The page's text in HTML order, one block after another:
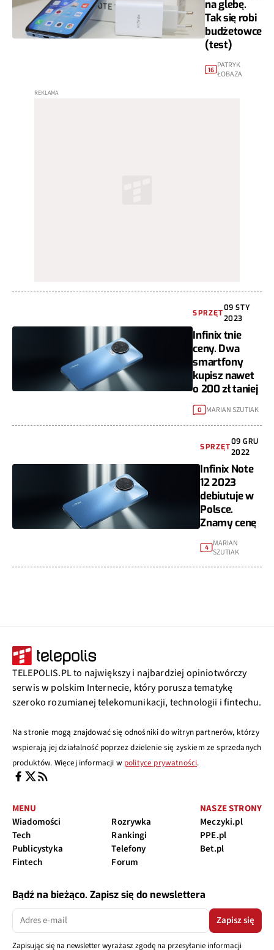
na glebę.
Tak się robi
budżetowce
(test)
16 PATRYK
ŁOBAZA
SPRZĘT
09 STY
2023
Infinix tnie
ceny. Dwa
smartfony
kupisz nawet
o 200 zł taniej
0 MARIAN SZUTIAK
SPRZĘT
09 GRU
2022
Infinix Note
12 2023
debiutuje w
Polsce.
Znamy cenę
4 MARIAN
SZUTIAK
TELEPOLIS.PL to największy i najbardziej opiniotwórczy
serwis w polskim Internecie, który porusza tematykę
szeroko rozumianej telekomunikacji, technologii i fintechu.
Na stronie mogą znajdować się odnośniki do witryn partnerów, którzy
wspierają jej działalność poprzez dzielenie się zyskiem ze sprzedanych
produktów. Więcej informacji w polityce prywatności.
MENU
Wiadomości
Tech
Publicystyka
Fintech
Rozrywka
Rankingi
Telefony
Forum
NASZE STRONY
Meczyki.pl
PPE.pl
Bet.pl
Bądź na bieżąco. Zapisz się do newslettera
Zapisz się
Zapisując się na newsletter wyrażasz zgodę na przesyłanie informacji